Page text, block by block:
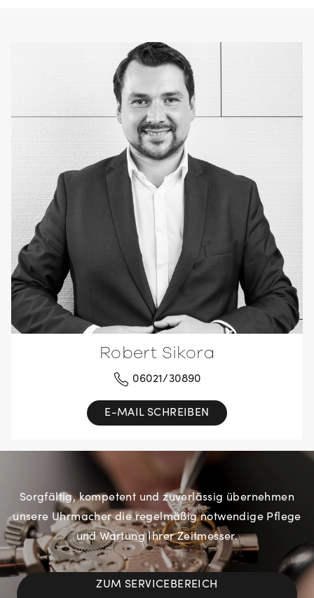
Robert Sikora
06021/30890
E-MAIL SCHREIBEN
Sorgfältig, kompetent und zuverlässig übernehmen
unsere Uhrmacher die regelmäßig notwendige Pflege
und Wartung Ihrer Zeitmesser.
ZUM SERVICEBEREICH